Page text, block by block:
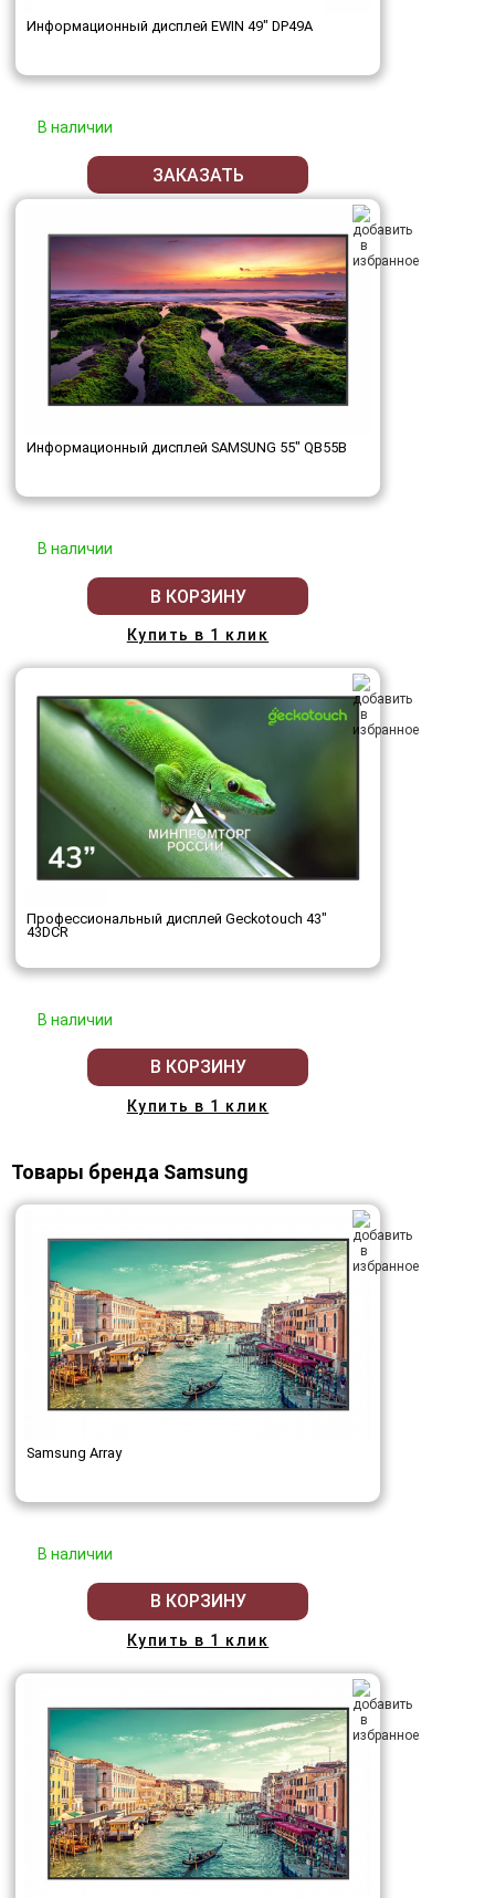
Информационный дисплей EWIN 49" DP49A
В наличии
ЗАКАЗАТЬ
Информационный дисплей SAMSUNG 55" QB55B
В наличии
В КОРЗИНУ
Купить в 1 клик
Профессиональный дисплей Geckotouch 43"
43DCR
В наличии
В КОРЗИНУ
Купить в 1 клик
Товары бренда Samsung
Samsung Array
В наличии
В КОРЗИНУ
Купить в 1 клик